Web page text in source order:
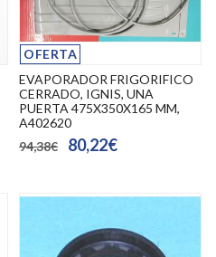
OFERTA
EVAPORADOR FRIGORIFICO
CERRADO, IGNIS, UNA
PUERTA 475X350X165 MM,
A402620
94,38€
80,22€